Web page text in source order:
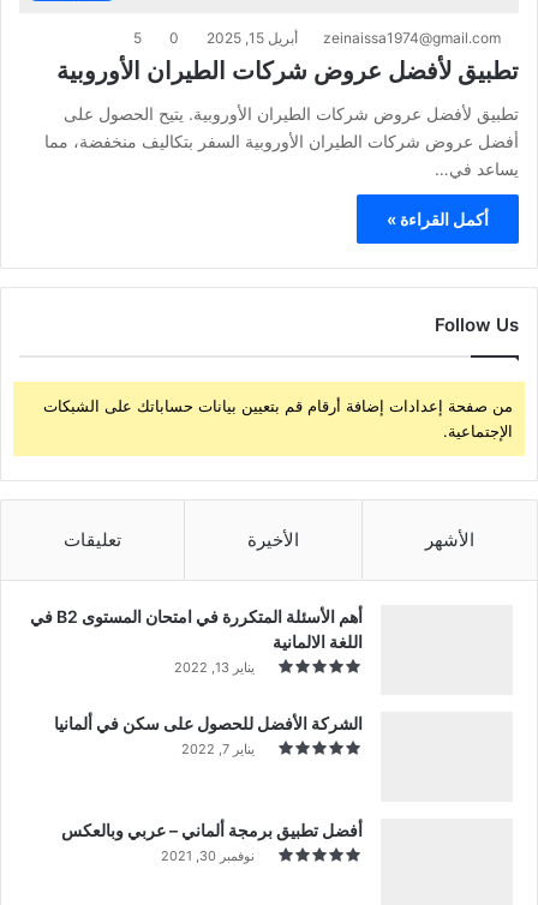
zeinaissa1974@gmail.com أبريل 15, 2025 0
5
تطبيق لأفضل عروض شركات الطيران الأوروبية
تطبيق لأفضل عروض شركات الطيران الأوروبية. يتيح الحصول على
أفضل عروض شركات الطيران الأوروبية السفر بتكاليف منخفضة، مما
يساعد في…
أكمل القراءة »
Follow Us
من صفحة إعدادات إضافة أرقام قم بتعيين بيانات حساباتك على الشبكات
الإجتماعية.
الأشهر الأخيرة تعليقات
أهم الأسئلة المتكررة في امتحان المستوى B2 في
اللغة الالمانية
يناير 13, 2022
الشركة الأفضل للحصول على سكن في ألمانيا
يناير 7, 2022
أفضل تطبيق برمجة ألماني – عربي وبالعكس
نوفمبر 30, 2021